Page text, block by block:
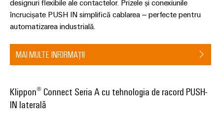
designuri flexibile ale contactelor. Prizele și conexiunile
încrucișate PUSH IN simplifică cablarea – perfecte pentru
automatizarea industrială.
MAI MULTE INFORMAȚII
Klippon® Connect Seria A cu tehnologia de racord PUSH-
IN laterală